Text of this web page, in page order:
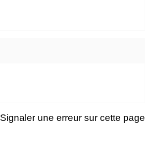
Signaler une erreur sur cette page